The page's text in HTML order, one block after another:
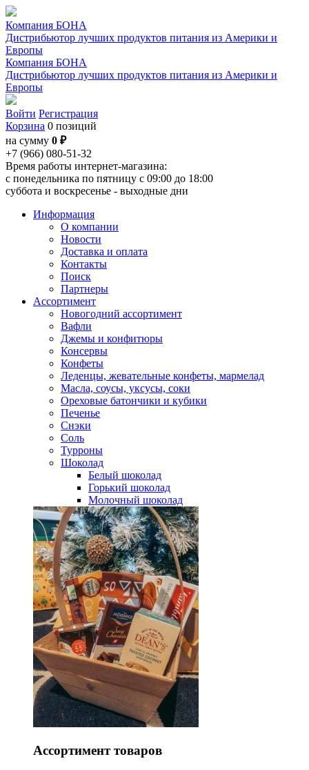
Компания БОНА
Дистрибьютор лучших продуктов питания из Америки и
Европы
Компания БОНА
Дистрибьютор лучших продуктов питания из Америки и
Европы
Войти Регистрация
Корзина 0 позиций
на сумму 0 ₽
+7 (966) 080-51-32
Время работы интернет-магазина:
с понедельника по пятницу с 09:00 до 18:00
суббота и воскресенье - выходные дни
Информация
О компании
Новости
Доставка и оплата
Контакты
Поиск
Партнеры
Ассортимент
Новогодний ассортимент
Вафли
Джемы и конфитюры
Консервы
Конфеты
Леденцы, жевательные конфеты, мармелад
Масла, соусы, уксусы, соки
Ореховые батончики и кубики
Печенье
Снэки
Соль
Турроны
Шоколад
Белый шоколад
Горький шоколад
Молочный шоколад
Ассортимент товаров